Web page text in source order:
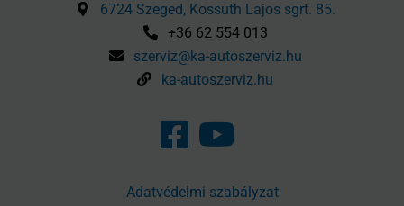
6724 Szeged, Kossuth Lajos sgrt. 85.
+36 62 554 013
szerviz@ka-autoszerviz.hu
ka-autoszerviz.hu
Adatvédelmi szabályzat